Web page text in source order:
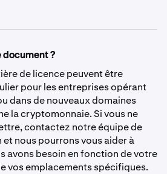
document ?
de licence peuvent être
pour les entreprises opérant
dans de nouveaux domaines
la cryptomonnaie. Si vous ne
contactez notre équipe de
nous pourrons vous aider à
avons besoin en fonction de votre
vos emplacements spécifiques.